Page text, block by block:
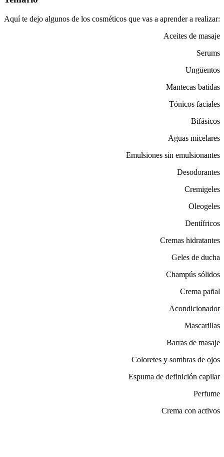
Aquí te dejo algunos de los cosméticos que vas a aprender a realizar:
Aceites de masaje
Serums
Ungüentos
Mantecas batidas
Tónicos faciales
Bifásicos
Aguas micelares
Emulsiones sin emulsionantes
Desodorantes
Cremigeles
Oleogeles
Dentífricos
Cremas hidratantes
Geles de ducha
Champús sólidos
Crema pañal
Acondicionador
Mascarillas
Barras de masaje
Coloretes y sombras de ojos
Espuma de definición capilar
Perfume
Crema con activos